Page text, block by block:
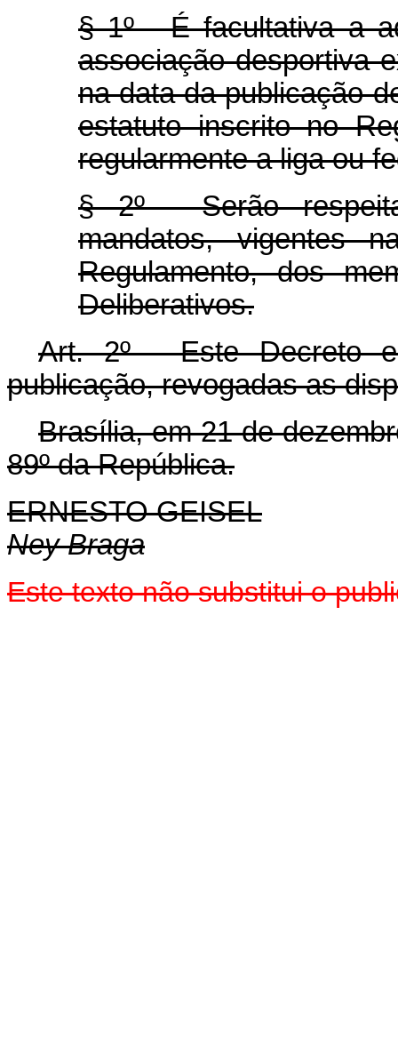
§ 1º - É facultativa a
associação desportiva
na data da publicação
estatuto inscrito no
regularmente a liga ou
§ 2º - Serão
mandatos, vigentes
Regulamento, dos
Deliberativos.
Art. 2º - Este Decreto
publicação, revogadas as
Brasília, em 21 de
89º da República.
ERNESTO GEISEL
Ney Braga
Este texto não substitui o